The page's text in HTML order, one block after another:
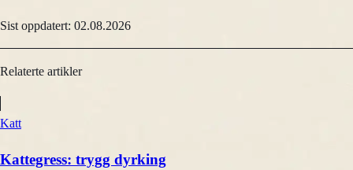
Sist oppdatert: 02.08.2026
Relaterte artikler
Katt
Kattegress: trygg dyrking